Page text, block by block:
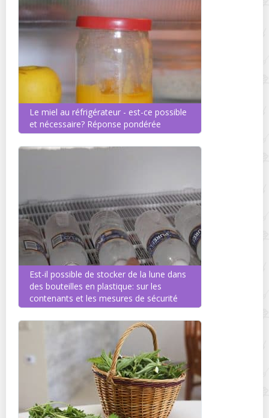
Le miel au réfrigérateur - est-ce possible
et nécessaire? Réponse pondérée
Est-il possible de stocker de la lune dans
des bouteilles en plastique: sur les
contenants et les mesures de sécurité